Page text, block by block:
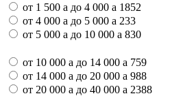
от 1 500 a до 4 000 a 1852
от 4 000 a до 5 000 a 233
от 5 000 a до 10 000 a 830
от 10 000 a до 14 000 a 759
от 14 000 a до 20 000 a 988
от 20 000 a до 40 000 a 2388